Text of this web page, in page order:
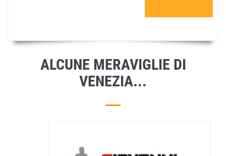
ALCUNE MERAVIGLIE DI
VENEZIA...